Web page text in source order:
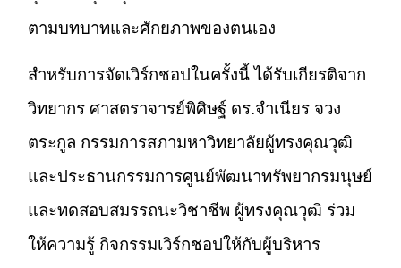
ตามบทบาทและศักยภาพของตนเอง
สำหรับการจัดเวิร์กชอปในครั้งนี้ ได้รับเกียรติจาก
วิทยากร ศาสตราจารย์พิศิษฐ์ ดร.จำเนียร จวง
ตระกูล กรรมการสภามหาวิทยาลัยผู้ทรงคุณวุฒิ
และประธานกรรมการศูนย์พัฒนาทรัพยากรมนุษย์
และทดสอบสมรรถนะวิชาชีพ ผู้ทรงคุณวุฒิ ร่วม
ให้ความรู้ กิจกรรมเวิร์กชอปให้กับผู้บริหาร